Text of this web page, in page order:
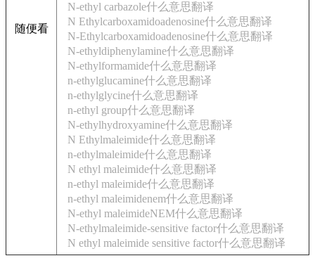
随便看
N-ethyl carbazole什么意思翻译
N Ethylcarboxamidoadenosine什么意思翻译
N-Ethylcarboxamidoadenosine什么意思翻译
N-ethyldiphenylamine什么意思翻译
N-ethylformamide什么意思翻译
n-ethylglucamine什么意思翻译
n-ethylglycine什么意思翻译
n-ethyl group什么意思翻译
N-ethylhydroxyamine什么意思翻译
N Ethylmaleimide什么意思翻译
n-ethylmaleimide什么意思翻译
N ethyl maleimide什么意思翻译
n-ethyl maleimide什么意思翻译
n-ethyl maleimidenem什么意思翻译
N-ethyl maleimideNEM什么意思翻译
N-ethylmaleimide-sensitive factor什么意思翻译
N ethyl maleimide sensitive factor什么意思翻译